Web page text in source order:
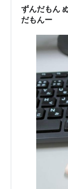
ずんだもん
だもんー